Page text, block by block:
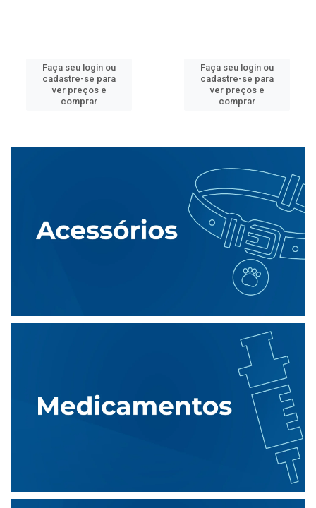
Faça seu login ou
cadastre-se para
ver preços e
comprar
Faça seu login ou
cadastre-se para
ver preços e
comprar